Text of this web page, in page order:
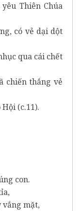
Thiên Chúa
có vẻ dại dột
qua cái chết
chiến thắng vẻ
(c.11).
con.
mặt,